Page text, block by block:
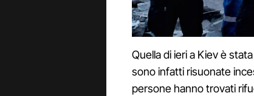
Quella di ieri a Kiev è
sono infatti risuonate
persone hanno trovati